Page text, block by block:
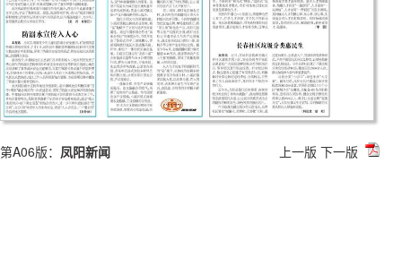
第A06版： 凤阳新闻 上一版 下一版